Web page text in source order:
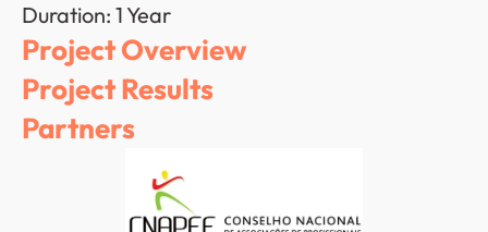
Duration: 1 Year
Project Overview
Project Results
Partners